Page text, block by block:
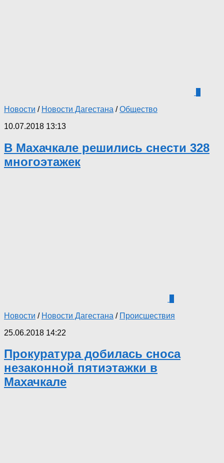
Новости / Новости Дагестана /Общество
10.07.2018 13:13
В Махачкале решились снести 328
многоэтажек
Новости / Новости Дагестана / Происшествия
25.06.2018 14:22
Прокуратура добилась сноса
незаконной пятиэтажки в
Махачкале